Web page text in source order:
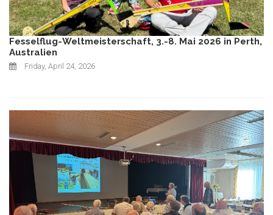
Fesselflug-Weltmeisterschaft, 3.-8. Mai 2026 in Perth,
Australien
Friday, April 24, 2026